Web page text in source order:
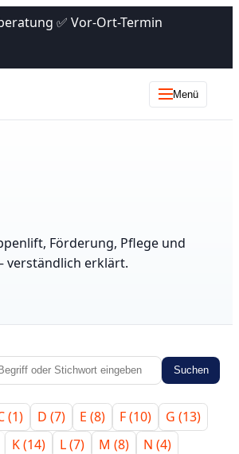
✅ Vor-Ort-Termin
Menü
Förderung, Pflege und
verständlich erklärt.
Suchen
(1) D (7) E (8) F (10)
G (13)
K (14) L (7) M (8)
N (4)